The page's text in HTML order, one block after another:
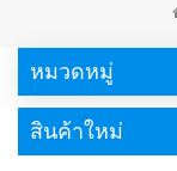
หมวดหมู่
สินค้าใหม่